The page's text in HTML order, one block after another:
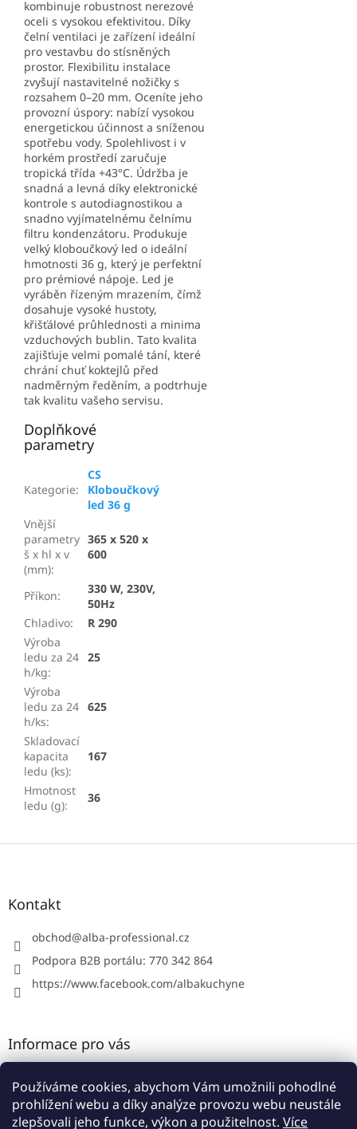
Používáme cookies, abychom Vám umožnili pohodlné
prohlížení webu a díky analýze provozu webu neustále
zlepšovali jeho funkce, výkon a použitelnost. Více
kombinuje robustnost nerezové
oceli s vysokou efektivitou. Díky
čelní ventilaci je zařízení ideální
pro vestavbu do stísněných
prostor. Flexibilitu instalace
zvyšují nastavitelné nožičky s
rozsahem 0–20 mm. Oceníte jeho
provozní úspory: nabízí vysokou
energetickou účinnost a sníženou
spotřebu vody. Spolehlivost i v
horkém prostředí zaručuje
tropická třída +43°C. Údržba je
snadná a levná díky elektronické
kontrole s autodiagnostikou a
snadno vyjímatelnému čelnímu
filtru kondenzátoru. Produkuje
velký kloboučkový led o ideální
hmotnosti 36 g, který je perfektní
pro prémiové nápoje. Led je
vyráběn řízeným mrazením, čímž
dosahuje vysoké hustoty,
křišťálové průhlednosti a minima
vzduchových bublin. Tato kvalita
zajišťuje velmi pomalé tání, které
chrání chuť koktejlů před
nadměrným ředěním, a podtrhuje
tak kvalitu vašeho servisu.
Doplňkové
parametry
Kategorie:
CS
Kloboučkový
led 36 g
Vnější
parametry
š x hl x v
(mm):
365 x 520 x
600
Příkon:
330 W, 230V,
50Hz
Chladivo:
R 290
Výroba
ledu za 24
h/kg:
25
Výroba
ledu za 24
h/ks:
625
Skladovací
kapacita
ledu (ks):
167
Hmotnost
ledu (g):
36
Z
Kontakt
obchod@alba-professional.cz
Podpora B2B portálu: 770 342 864
https://www.facebook.com/albakuchyne
Informace pro vás
Obchodní podmínky
Podmínky ochrany osobních údajů